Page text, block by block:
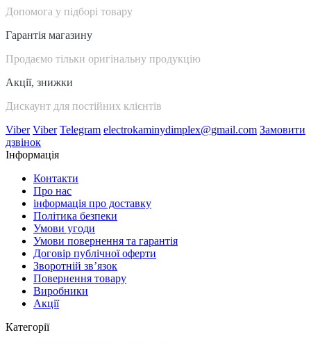
Допомога у підборі товару
Гарантія магазину
Продаємо тільки оригінальну продукцію
Акції, знижки
Дискаунт для постійних клієнтів
Viber Viber Telegram electrokaminydimplex@gmail.com Замовити
дзвінок
Інформація
Контакти
Про нас
інформація про доставку
Політика безпеки
Умови угоди
Умови повернення та гарантія
Договір публічної оферти
Зворотній зв’язок
Повернення товару
Виробники
Акції
Категорії